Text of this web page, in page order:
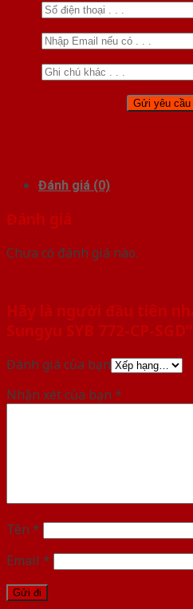
Đánh giá (0)
Đánh giá
Chưa có đánh giá nào.
Hãy là người đầu tiên
Sungyu SYB 772-CP-SGD”
Đánh giá của bạn
Nhận xét của bạn *
Tên *
Email *